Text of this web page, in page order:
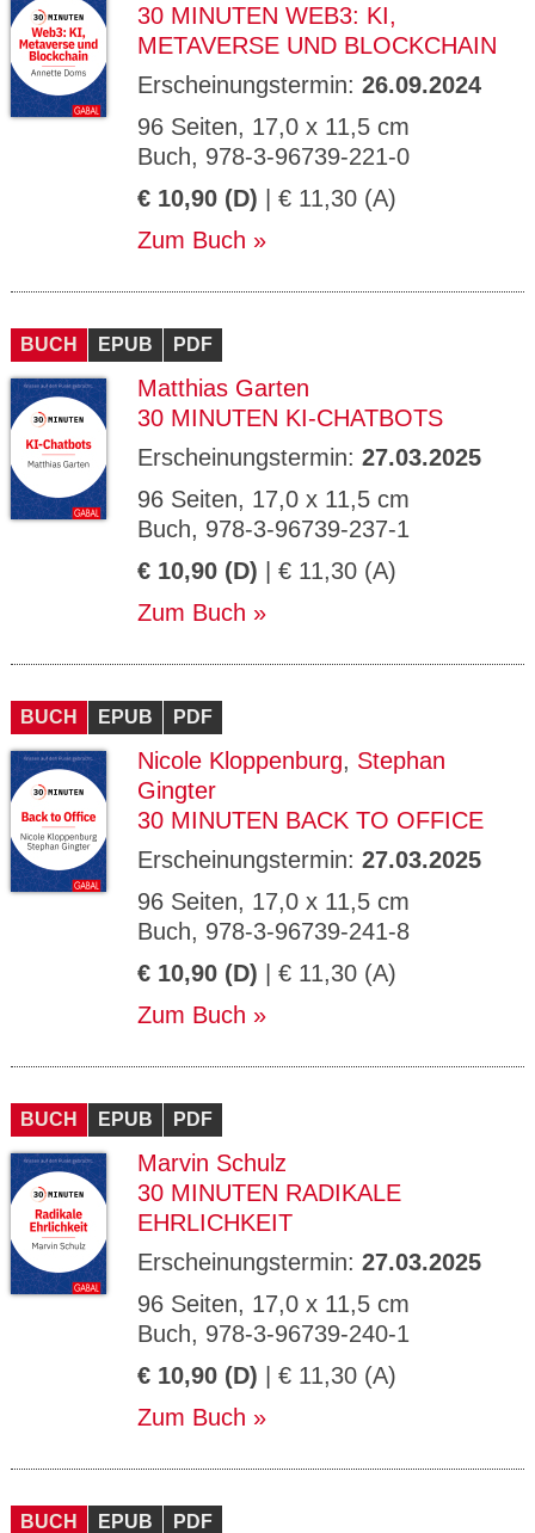
30 MINUTEN WEB3: KI,
METAVERSE UND BLOCKCHAIN
Erscheinungstermin: 26.09.2024
96 Seiten, 17,0 x 11,5 cm
Buch, 978-3-96739-221-0
€ 10,90 (D) | € 11,30 (A)
Zum Buch
BUCH EPUB PDF
Matthias Garten
30 MINUTEN KI-CHATBOTS
Erscheinungstermin: 27.03.2025
96 Seiten, 17,0 x 11,5 cm
Buch, 978-3-96739-237-1
€ 10,90 (D) | € 11,30 (A)
Zum Buch
BUCH EPUB PDF
Nicole Kloppenburg, Stephan
Gingter
30 MINUTEN BACK TO OFFICE
Erscheinungstermin: 27.03.2025
96 Seiten, 17,0 x 11,5 cm
Buch, 978-3-96739-241-8
€ 10,90 (D) | € 11,30 (A)
Zum Buch
BUCH EPUB PDF
Marvin Schulz
30 MINUTEN RADIKALE
EHRLICHKEIT
Erscheinungstermin: 27.03.2025
96 Seiten, 17,0 x 11,5 cm
Buch, 978-3-96739-240-1
€ 10,90 (D) | € 11,30 (A)
Zum Buch
BUCH EPUB PDF